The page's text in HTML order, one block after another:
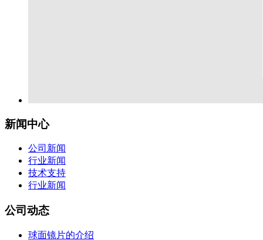
新闻中心
公司新闻
行业新闻
技术支持
行业新闻
公司动态
球面镜片的介绍